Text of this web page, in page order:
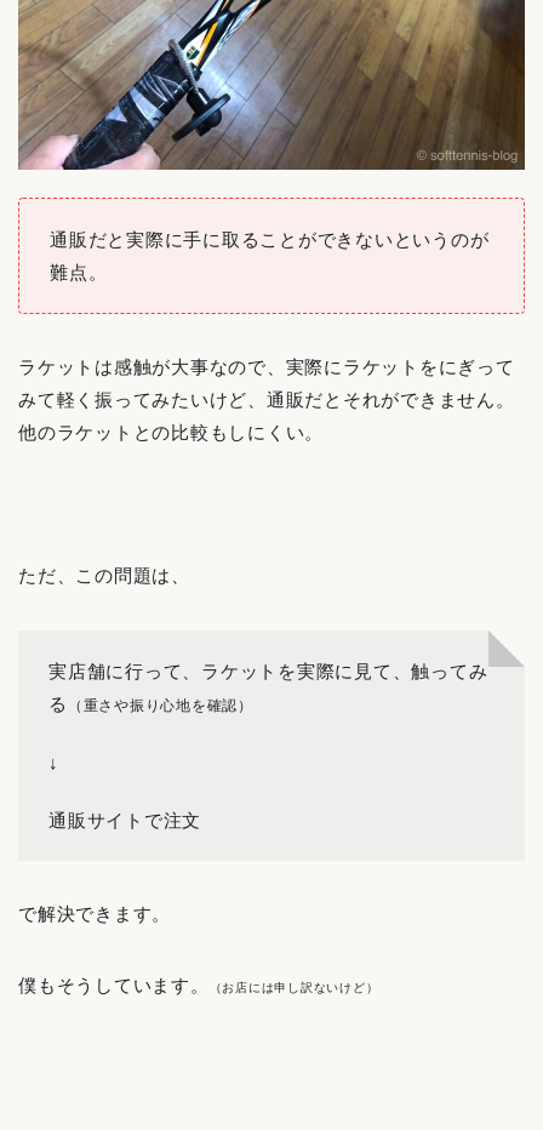
通販だと実際に手に取ることができないというのが
難点。
ラケットは感触が大事なので、実際にラケットをにぎって
みて軽く振ってみたいけど、通販だとそれができません。
他のラケットとの比較もしにくい。
ただ、この問題は、
実店舗に行って、ラケットを実際に見て、触ってみ
る
（重さや振り心地を確認）
↓
通販サイトで注文
で解決できます。
僕もそうしています。 （お店には申し訳ないけど）